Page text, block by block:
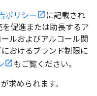
ポリシー
に記載され
促進または助長するア
ルおよびアルコール関
おけるブランド制限に
もご覧ください。
求められます。